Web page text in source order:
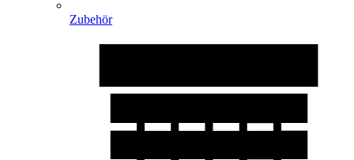
Zubehör